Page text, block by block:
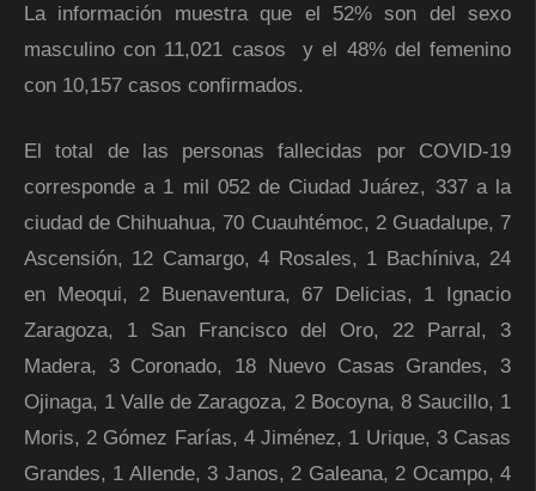
La información muestra que el 52% son del sexo
masculino con 11,021 casos y el 48% del femenino
con 10,157 casos confirmados.
El total de las personas fallecidas por COVID-19
corresponde a 1 mil 052 de Ciudad Juárez, 337 a la
ciudad de Chihuahua, 70 Cuauhtémoc, 2 Guadalupe, 7
Ascensión, 12 Camargo, 4 Rosales, 1 Bachíniva, 24
en Meoqui, 2 Buenaventura, 67 Delicias, 1 Ignacio
Zaragoza, 1 San Francisco del Oro, 22 Parral, 3
Madera, 3 Coronado, 18 Nuevo Casas Grandes, 3
Ojinaga, 1 Valle de Zaragoza, 2 Bocoyna, 8 Saucillo, 1
Moris, 2 Gómez Farías, 4 Jiménez, 1 Urique, 3 Casas
Grandes, 1 Allende, 3 Janos, 2 Galeana, 2 Ocampo, 4